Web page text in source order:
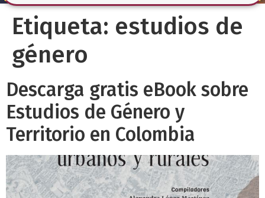
Etiqueta: estudios de
género
Descarga gratis eBook sobre
Estudios de Género y
Territorio en Colombia